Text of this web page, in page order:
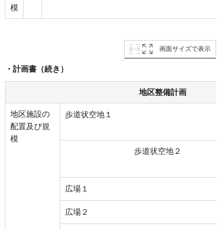
模
画面サイズで表示
・計画書（続き）
地区整備計画
地区施設の
配置及び規
模
歩道状空地１
歩道状空地２
広場１
広場２